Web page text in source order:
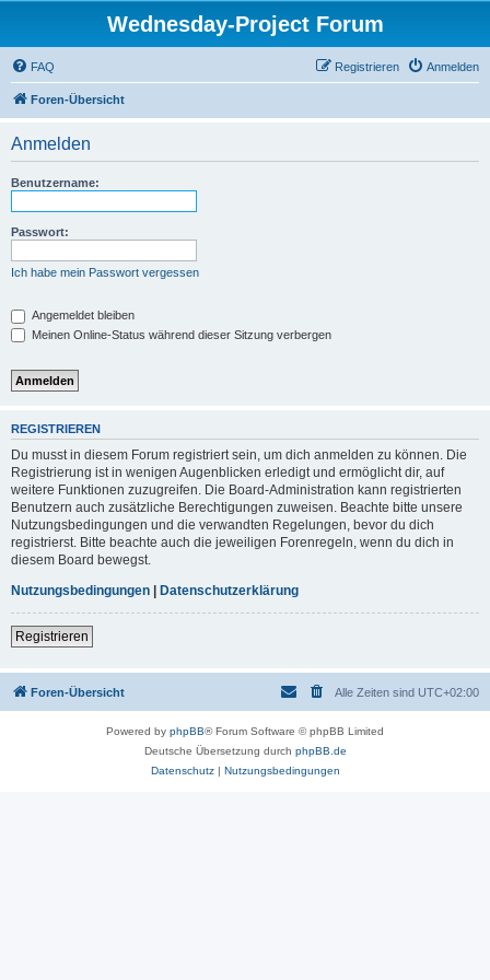
Wednesday-Project Forum
FAQ Anmelden
Registrieren
Foren-Übersicht
Anmelden
Benutzername:
Passwort:
Ich habe mein Passwort vergessen
Angemeldet bleiben
Meinen Online-Status während dieser Sitzung verbergen
REGISTRIEREN
Du musst in diesem Forum registriert sein, um dich anmelden zu können. Die
Registrierung ist in wenigen Augenblicken erledigt und ermöglicht dir, auf
weitere Funktionen zuzugreifen. Die Board-Administration kann registrierten
Benutzern auch zusätzliche Berechtigungen zuweisen. Beachte bitte unsere
Nutzungsbedingungen und die verwandten Regelungen, bevor du dich
registrierst. Bitte beachte auch die jeweiligen Forenregeln, wenn du dich in
diesem Board bewegst.
Nutzungsbedingungen | Datenschutzerklärung
Registrieren
Foren-Übersicht Alle Zeiten sind UTC+02:00
Powered by phpBB® Forum Software © phpBB Limited
Deutsche Übersetzung durch phpBB.de
Datenschutz| Nutzungsbedingungen